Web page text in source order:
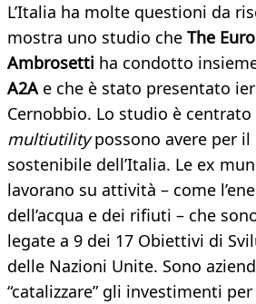
L’Italia ha molte questioni da
mostra uno studio che The
Ambrosetti ha condotto
A2Ae che è stato presentato
Cernobbio. Lo studio è
multiutilitypossono avere per il
sostenibile dell’Italia. Le ex
lavorano su attività – come
dell’acqua e dei rifiuti – che
legate a 9 dei 17 Obiettivi di
delle Nazioni Unite. Sono
“catalizzare” gli investimenti